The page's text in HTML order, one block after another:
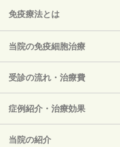
免疫療法とは
当院の免疫細胞治療
受診の流れ・治療費
症例紹介・治療効果
当院の紹介